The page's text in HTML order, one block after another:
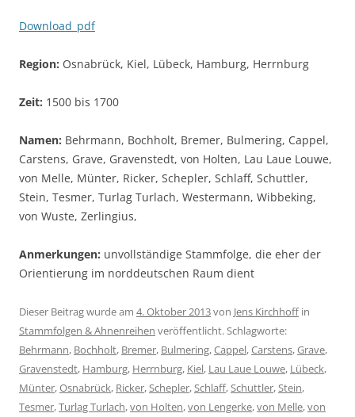
Download_pdf
Region: Osnabrück, Kiel, Lübeck, Hamburg, Herrnburg
Zeit: 1500 bis 1700
Namen: Behrmann, Bochholt, Bremer, Bulmering, Cappel,
Carstens, Grave, Gravenstedt, von Holten, Lau Laue Louwe,
von Melle, Münter, Ricker, Schepler, Schlaff, Schuttler,
Stein, Tesmer, Turlag Turlach, Westermann, Wibbeking,
von Wuste, Zerlingius,
Anmerkungen: unvollständige Stammfolge, die eher der
Orientierung im norddeutschen Raum dient
Dieser Beitrag wurde am 4. Oktober 2013von Jens Kirchhoffin
Stammfolgen & Ahnenreihen veröffentlicht. Schlagworte:
Behrmann, Bochholt, Bremer, Bulmering,Cappel,Carstens,Grave,
Gravenstedt, Hamburg, Herrnburg, Kiel, Lau Laue Louwe, Lübeck,
Münter,Osnabrück, Ricker,Schepler,Schlaff,Schuttler,Stein,
Tesmer,Turlag Turlach,von Holten,von Lengerke,von Melle,von